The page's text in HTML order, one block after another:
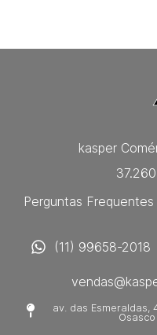
kasper
Perguntas Frequentes
(11) 99658-2018
av. das Esmeraldas,